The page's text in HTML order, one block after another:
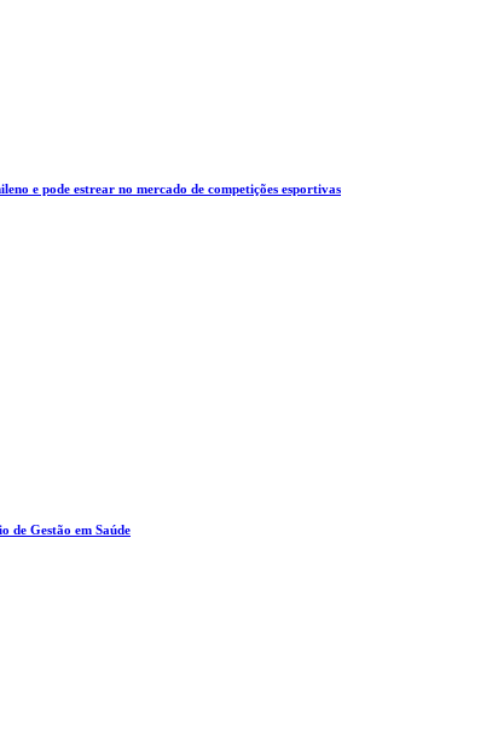
e pode estrear no mercado de competições esportivas
de Gestão em Saúde